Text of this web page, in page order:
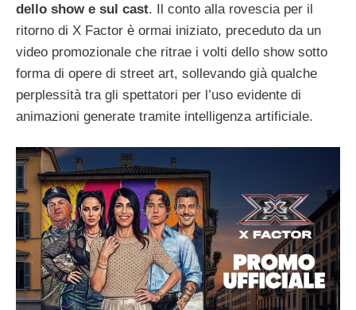
dello show e sul cast. Il conto alla rovescia per il
ritorno di X Factor è ormai iniziato, preceduto da un
video promozionale che ritrae i volti dello show sotto
forma di opere di street art, sollevando già qualche
perplessità tra gli spettatori per l’uso evidente di
animazioni generate tramite intelligenza artificiale.